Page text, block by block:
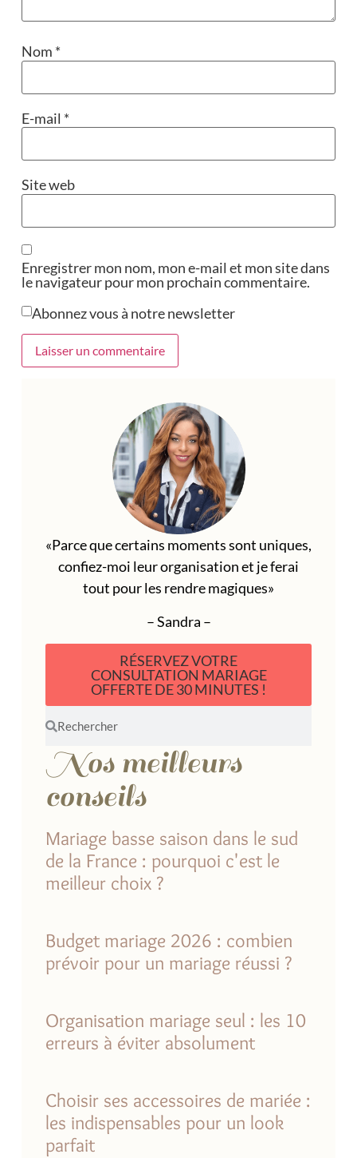
Nom *
E-mail *
Site web
Enregistrer mon nom, mon e-mail et mon site dans
le navigateur pour mon prochain commentaire.
Abonnez vous à notre newsletter
«Parce que certains moments sont uniques,
confiez-moi leur organisation et je ferai
tout pour les rendre magiques»
– Sandra –
RÉSERVEZ VOTRE
CONSULTATION MARIAGE
OFFERTE DE 30 MINUTES !
Nos meilleurs
conseils
Mariage basse saison dans le sud
de la France : pourquoi c'est le
meilleur choix ?
Budget mariage 2026 : combien
prévoir pour un mariage réussi ?
Organisation mariage seul : les 10
erreurs à éviter absolument
Choisir ses accessoires de mariée :
les indispensables pour un look
parfait